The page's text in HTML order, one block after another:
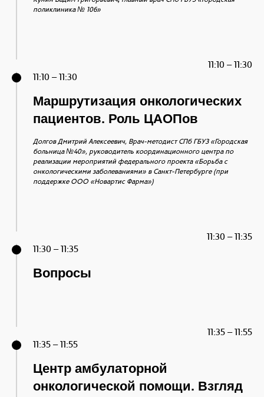
поликлиника № 106»
11:10 – 11:30
11:10 – 11:30
Маршрутизация онкологических
пациентов. Роль ЦАОПов
Долгов Дмитрий Алексеевич, Врач-методист СПб ГБУЗ «Городская
больница №40», руководитель координационного центра по
реализации мероприятий федерального проекта «Борьба с
онкологическими заболеваниями» в Санкт-Петербурге (при
поддержке ООО «Новартис Фарма»)
11:30 – 11:35
11:30 – 11:35
Вопросы
11:35 – 11:55
11:35 – 11:55
Центр амбулаторной
онкологической помощи. Взгляд